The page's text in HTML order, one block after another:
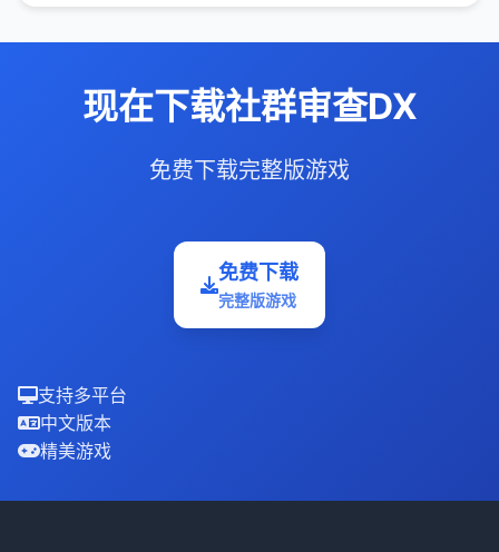
现在下载社群审查DX
免费下载完整版游戏
免费下载
完整版游戏
支持多平台
中文版本
精美游戏